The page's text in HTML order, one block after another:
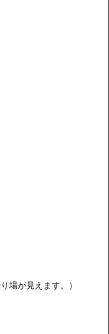
場が見えます。）